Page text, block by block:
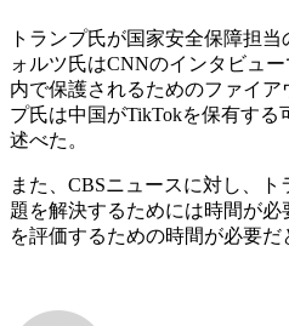
トランプ氏が国家安全保障担
ォルツ氏はCNNのインタビュ
内で保護されるためのファイ
プ氏は中国がTikTokを保有する
述べた。
また、CBSニュースに対し、
題を解決するためには時間が
を評価するための時間が必要だ